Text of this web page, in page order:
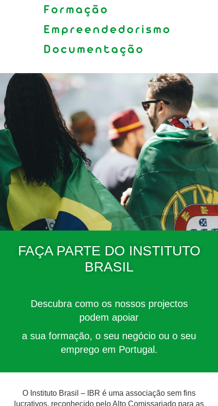
FAÇA PARTE DO INSTITUTO
BRASIL
Descubra como os nossos projectos
podem apoiar
a sua formação, o seu negócio ou o seu
emprego em Portugal.
O Instituto Brasil – IBR é uma associação sem fins
lucrativos, reconhecido pelo Alto Comissariado para as